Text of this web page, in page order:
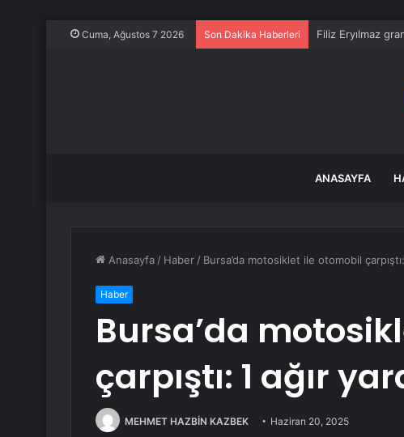
Cuma, Ağustos 7 2026 Son Dakika Haberleri Filiz Eryılmaz
ANASAYFA
Anasayfa / Haber / Bursa’da motosiklet ile otomobil çarpıştı:
Haber
Bursa’da
çarpıştı: 1 ağır
MEHMET HAZBİN KAZBEK Haziran 20, 2025